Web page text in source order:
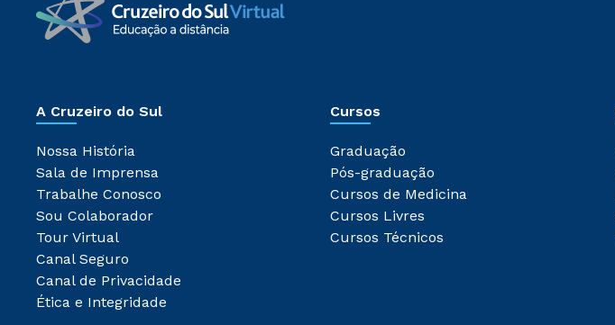
A Cruzeiro do Sul
Nossa História
Sala de Imprensa
Trabalhe Conosco
Sou Colaborador
Tour Virtual
Canal Seguro
Canal de Privacidade
Ética e Integridade
Cursos
Graduação
Pós-graduação
Cursos de Medicina
Cursos Livres
Cursos Técnicos